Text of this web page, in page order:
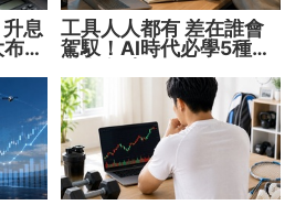
息
局
工具人人都有 差在誰會
駕馭！AI時代必學5種能